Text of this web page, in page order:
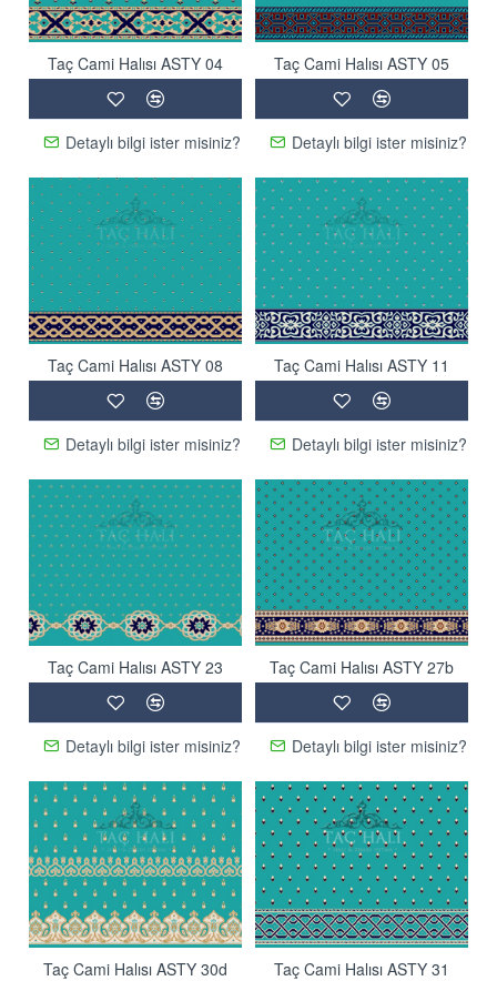
Taç Cami Halısı ASTY 04
Detaylı bilgi ister misiniz?
Taç Cami Halısı ASTY 05
Detaylı bilgi ister misiniz?
Taç Cami Halısı ASTY 08
Detaylı bilgi ister misiniz?
Taç Cami Halısı ASTY 11
Detaylı bilgi ister misiniz?
Taç Cami Halısı ASTY 23
Detaylı bilgi ister misiniz?
Taç Cami Halısı ASTY 27b
Detaylı bilgi ister misiniz?
Taç Cami Halısı ASTY 30d Taç Cami Halısı ASTY 31